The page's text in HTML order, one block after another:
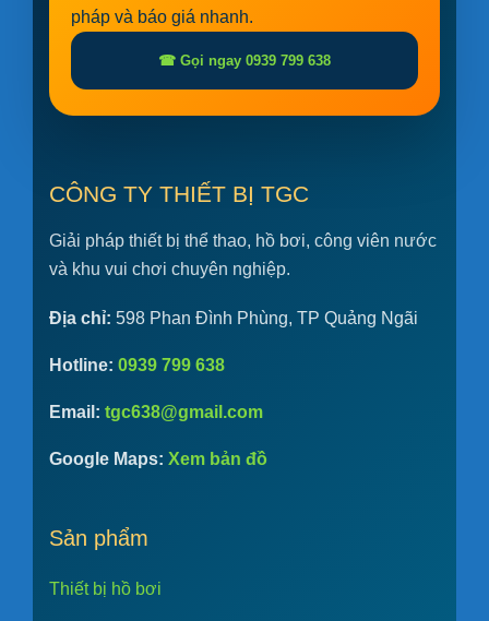
pháp và báo giá nhanh.
☎ Gọi ngay 0939 799 638
CÔNG TY THIẾT BỊ TGC
Giải pháp thiết bị thể thao, hồ bơi, công viên nước
và khu vui chơi chuyên nghiệp.
Địa chỉ: 598 Phan Đình Phùng, TP Quảng Ngãi
Hotline: 0939 799 638
Email: tgc638@gmail.com
Google Maps: Xem bản đồ
Sản phẩm
Thiết bị hồ bơi